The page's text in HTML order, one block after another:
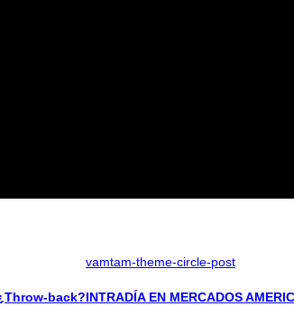
back?
vamtam-theme-circle-post
INTRADÍA EN MERCADOS